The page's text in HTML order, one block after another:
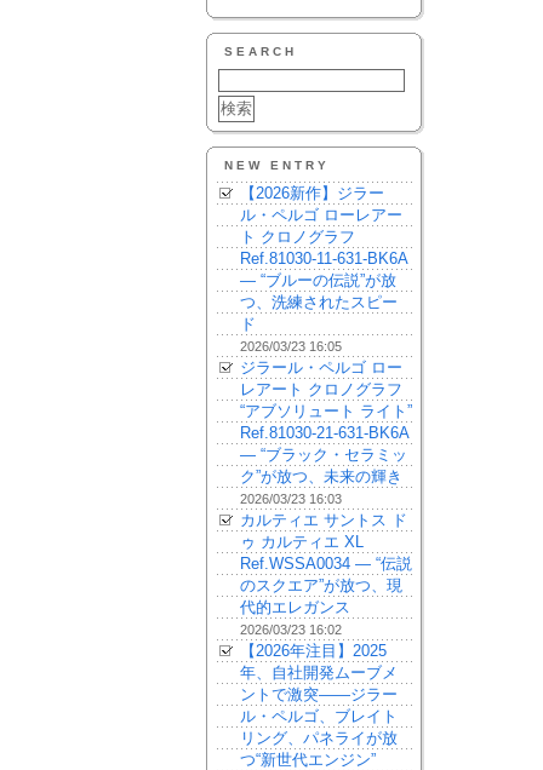
SEARCH
NEW ENTRY
【2026新作】ジラー
ル・ペルゴ ローレアー
ト クロノグラフ
Ref.81030-11-631-BK6A
— “ブルーの伝説”が放
つ、洗練されたスピー
ド
2026/03/23 16:05
ジラール・ペルゴ ロー
レアート クロノグラフ
“アブソリュート ライト”
Ref.81030-21-631-BK6A
— “ブラック・セラミッ
ク”が放つ、未来の輝き
2026/03/23 16:03
カルティエ サントス ド
ゥ カルティエ XL
Ref.WSSA0034 — “伝説
のスクエア”が放つ、現
代的エレガンス
2026/03/23 16:02
【2026年注目】2025
年、自社開発ムーブメ
ントで激突——ジラー
ル・ペルゴ、ブレイト
リング、パネライが放
つ“新世代エンジン”